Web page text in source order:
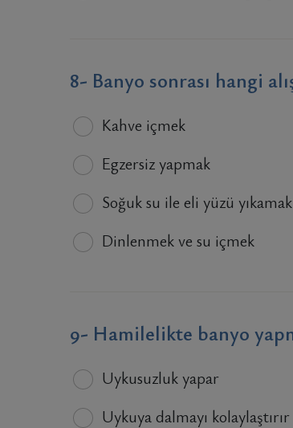
8- Banyo sonrası hangi
Kahve içmek
Egzersiz yapmak
Soğuk su ile eli yüzü yıkamak
Dinlenmek ve su içmek
9- Hamilelikte banyo
Uykusuzluk yapar
Uykuya dalmayı kolaylaştırır